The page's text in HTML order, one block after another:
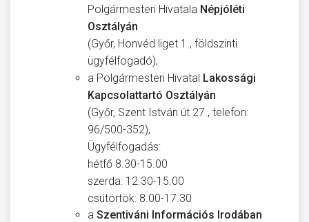
Polgármesteri Hivatala Népjóléti
Osztályán
(Győr, Honvéd liget 1., földszinti
ügyfélfogadó),
a Polgármesteri Hivatal Lakossági
Kapcsolattartó Osztályán
(Győr, Szent István út 27., telefon:
96/500-352),
Ügyfélfogadás:
hétfő 8.30-15.00
szerda: 12.30-15.00
csütörtök: 8.00-17.30
a Szentiváni Információs Irodában